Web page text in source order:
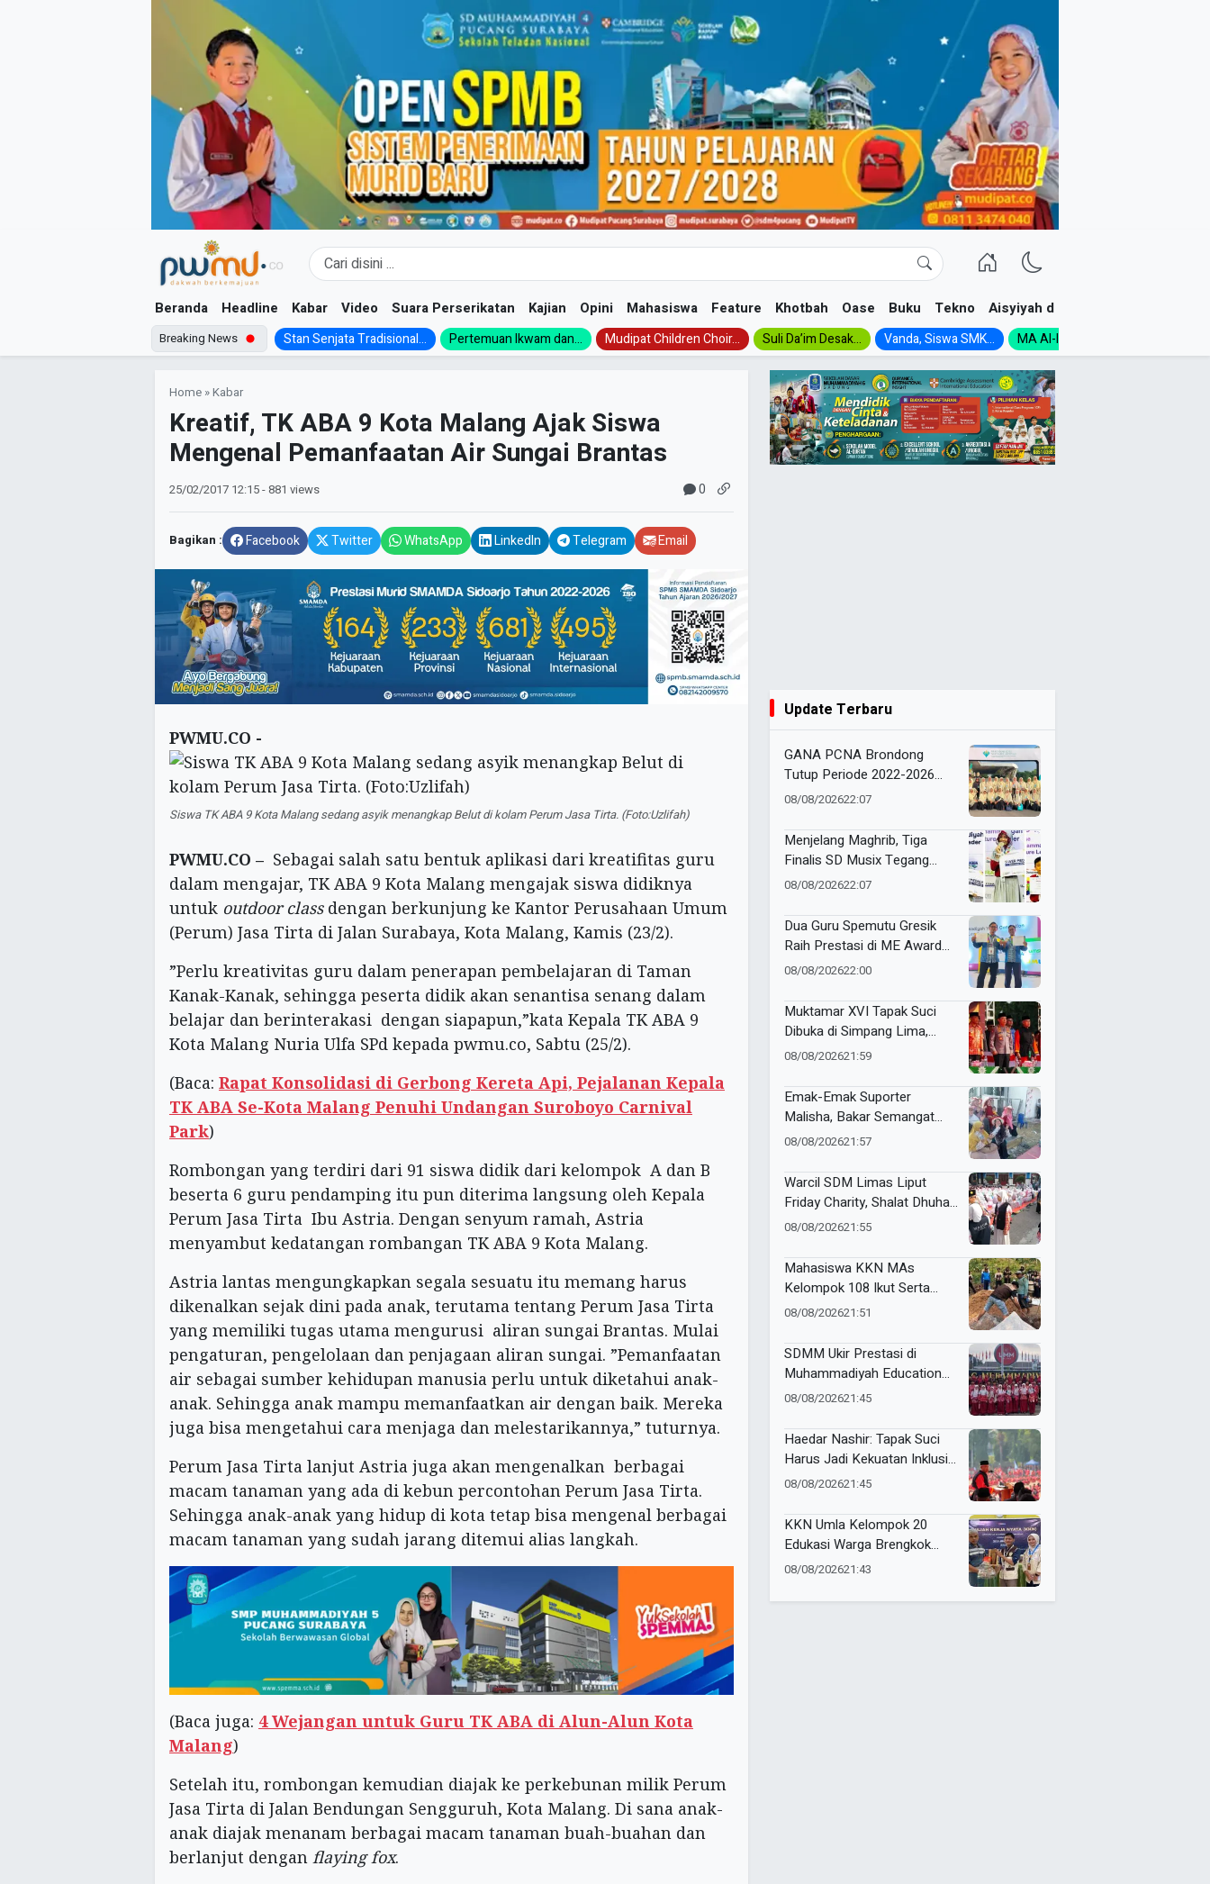
Beranda Headline Kabar Video Suara Perserikatan Kajian Opini Mahasiswa Feature Khotbah Oase Buku Tekno Aisyiyah dan NA
Breaking News Stan Senjata Tradisional... Pertemuan Ikwam dan... Mudipat Children Choir... Suli Da’im Desak... Vanda, Siswa SMK... MA Al-Ishlah Gelar...
Home »Kabar
Kreatif, TK ABA 9 Kota Malang Ajak Siswa
Mengenal Pemanfaatan Air Sungai Brantas
25/02/2017 12:15- 881 views 0
Bagikan : Facebook Twitter WhatsApp LinkedIn Telegram Email
PWMU.CO -
Siswa TK ABA 9 Kota Malang sedang asyik menangkap Belut di kolam Perum Jasa Tirta. (Foto:Uzlifah)
PWMU.CO – Sebagai salah satu bentuk aplikasi dari kreatifitas guru
dalam mengajar, TK ABA 9 Kota Malang mengajak siswa didiknya
untuk outdoor classdengan berkunjung ke Kantor Perusahaan Umum
(Perum) Jasa Tirta di Jalan Surabaya, Kota Malang, Kamis (23/2).
”Perlu kreativitas guru dalam penerapan pembelajaran di Taman
Kanak-Kanak, sehingga peserta didik akan senantisa senang dalam
belajar dan berinterakasi dengan siapapun,”kata Kepala TK ABA 9
Kota Malang Nuria Ulfa SPd kepada pwmu.co, Sabtu (25/2).
(Baca: Rapat Konsolidasi di Gerbong Kereta Api, Pejalanan Kepala
TK ABA Se-Kota Malang Penuhi Undangan Suroboyo Carnival
Park)
Rombongan yang terdiri dari 91 siswa didik dari kelompok A dan B
beserta 6 guru pendamping itu pun diterima langsung oleh Kepala
Perum Jasa Tirta Ibu Astria. Dengan senyum ramah, Astria
menyambut kedatangan rombangan TK ABA 9 Kota Malang.
Astria lantas mengungkapkan segala sesuatu itu memang harus
dikenalkan sejak dini pada anak, terutama tentang Perum Jasa Tirta
yang memiliki tugas utama mengurusi aliran sungai Brantas. Mulai
pengaturan, pengelolaan dan penjagaan aliran sungai. ”Pemanfaatan
air sebagai sumber kehidupan manusia perlu untuk diketahui anak-
anak. Sehingga anak mampu memanfaatkan air dengan baik. Mereka
juga bisa mengetahui cara menjaga dan melestarikannya,” tuturnya.
Perum Jasa Tirta lanjut Astria juga akan mengenalkan berbagai
macam tanaman yang ada di kebun percontohan Perum Jasa Tirta.
Sehingga anak-anak yang hidup di kota tetap bisa mengenal berbagai
macam tanaman yang sudah jarang ditemui alias langkah.
(Baca juga: 4 Wejangan untuk Guru TK ABA di Alun-Alun Kota
Malang)
Setelah itu, rombongan kemudian diajak ke perkebunan milik Perum
Jasa Tirta di Jalan Bendungan Sengguruh, Kota Malang. Di sana anak-
anak diajak menanam berbagai macam tanaman buah-buahan dan
berlanjut dengan flaying fox.
Update Terbaru
GANA PCNA Brondong
Tutup Periode 2022-2026
dengan Roadshow ke Solo
08/08/202622:07
Menjelang Maghrib, Tiga
Finalis SD Musix Tegang
Menanti Pengumuman ME
08/08/202622:07
Dua Guru Spemutu Gresik
Raih Prestasi di ME Award
2026
08/08/202622:00
Muktamar XVI Tapak Suci
Dibuka di Simpang Lima,
Kapolri Ajak Pesilat Jadi
08/08/202621:59
Emak-Emak Suporter
Malisha, Bakar Semangat
Tim di Laga Pembuka Fun
Ishlah
08/08/202621:57
Warcil SDM Limas Liput
Friday Charity, Shalat Dhuha,
dan Gema Al Kahfi
08/08/202621:55
Mahasiswa KKN MAs
Kelompok 108 Ikut Serta
Membantu Pembuatan
Persiapan Program Kerja
Unggulan
08/08/202621:51
SDMM Ukir Prestasi di
Muhammadiyah Education
Award 2026 UMM, Raih 18
08/08/202621:45
Haedar Nashir: Tapak Suci
Harus Jadi Kekuatan Inklusif
dan Berjiwa Kenegarawanan
08/08/202621:45
KKN Umla Kelompok 20
Edukasi Warga Brengkok
Pilah Sampah dan Kenalkan
08/08/202621:43